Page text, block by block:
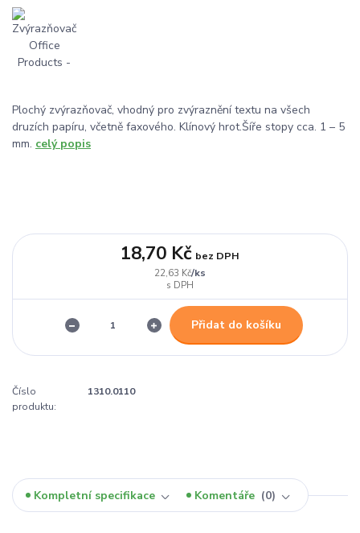
Plochý zvýrazňovač, vhodný pro zvýraznění textu na všech
druzích papíru, včetně faxového. Klínový hrot.Šíře stopy cca. 1 – 5
mm. celý popis
22,63 Kč/ks
18,70 Kč bez DPH
Přidat do košíku
Číslo
produktu:
1310.0110
Kompletní specifikace Komentáře 0